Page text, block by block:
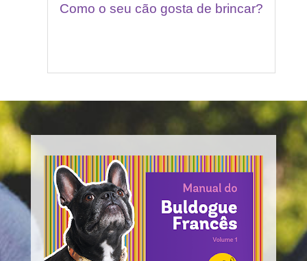
Como o seu cão gosta de brincar?